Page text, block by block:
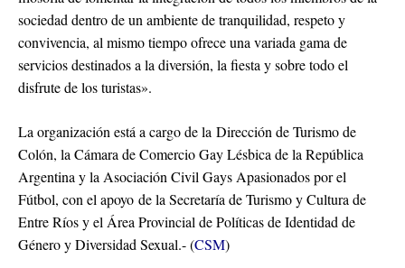
sociedad dentro de un ambiente de tranquilidad, respeto y
convivencia, al mismo tiempo ofrece una variada gama de
servicios destinados a la diversión, la fiesta y sobre todo el
disfrute de los turistas».
La organización está a cargo de la Dirección de Turismo de
Colón, la Cámara de Comercio Gay Lésbica de la República
Argentina y la Asociación Civil Gays Apasionados por el
Fútbol, con el apoyo de la Secretaría de Turismo y Cultura de
Entre Ríos y el Área Provincial de Políticas de Identidad de
Género y Diversidad Sexual.- (CSM)